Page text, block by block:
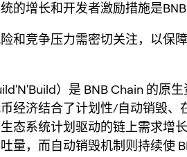
的增长和开发者激励措施是
和竞争压力需密切关注，以保障
）是 BNB Chain 的原
经济结合了计划性/自动销毁、
态系统计划驱动的链上需求增
量，而自动销毁机制则持续使